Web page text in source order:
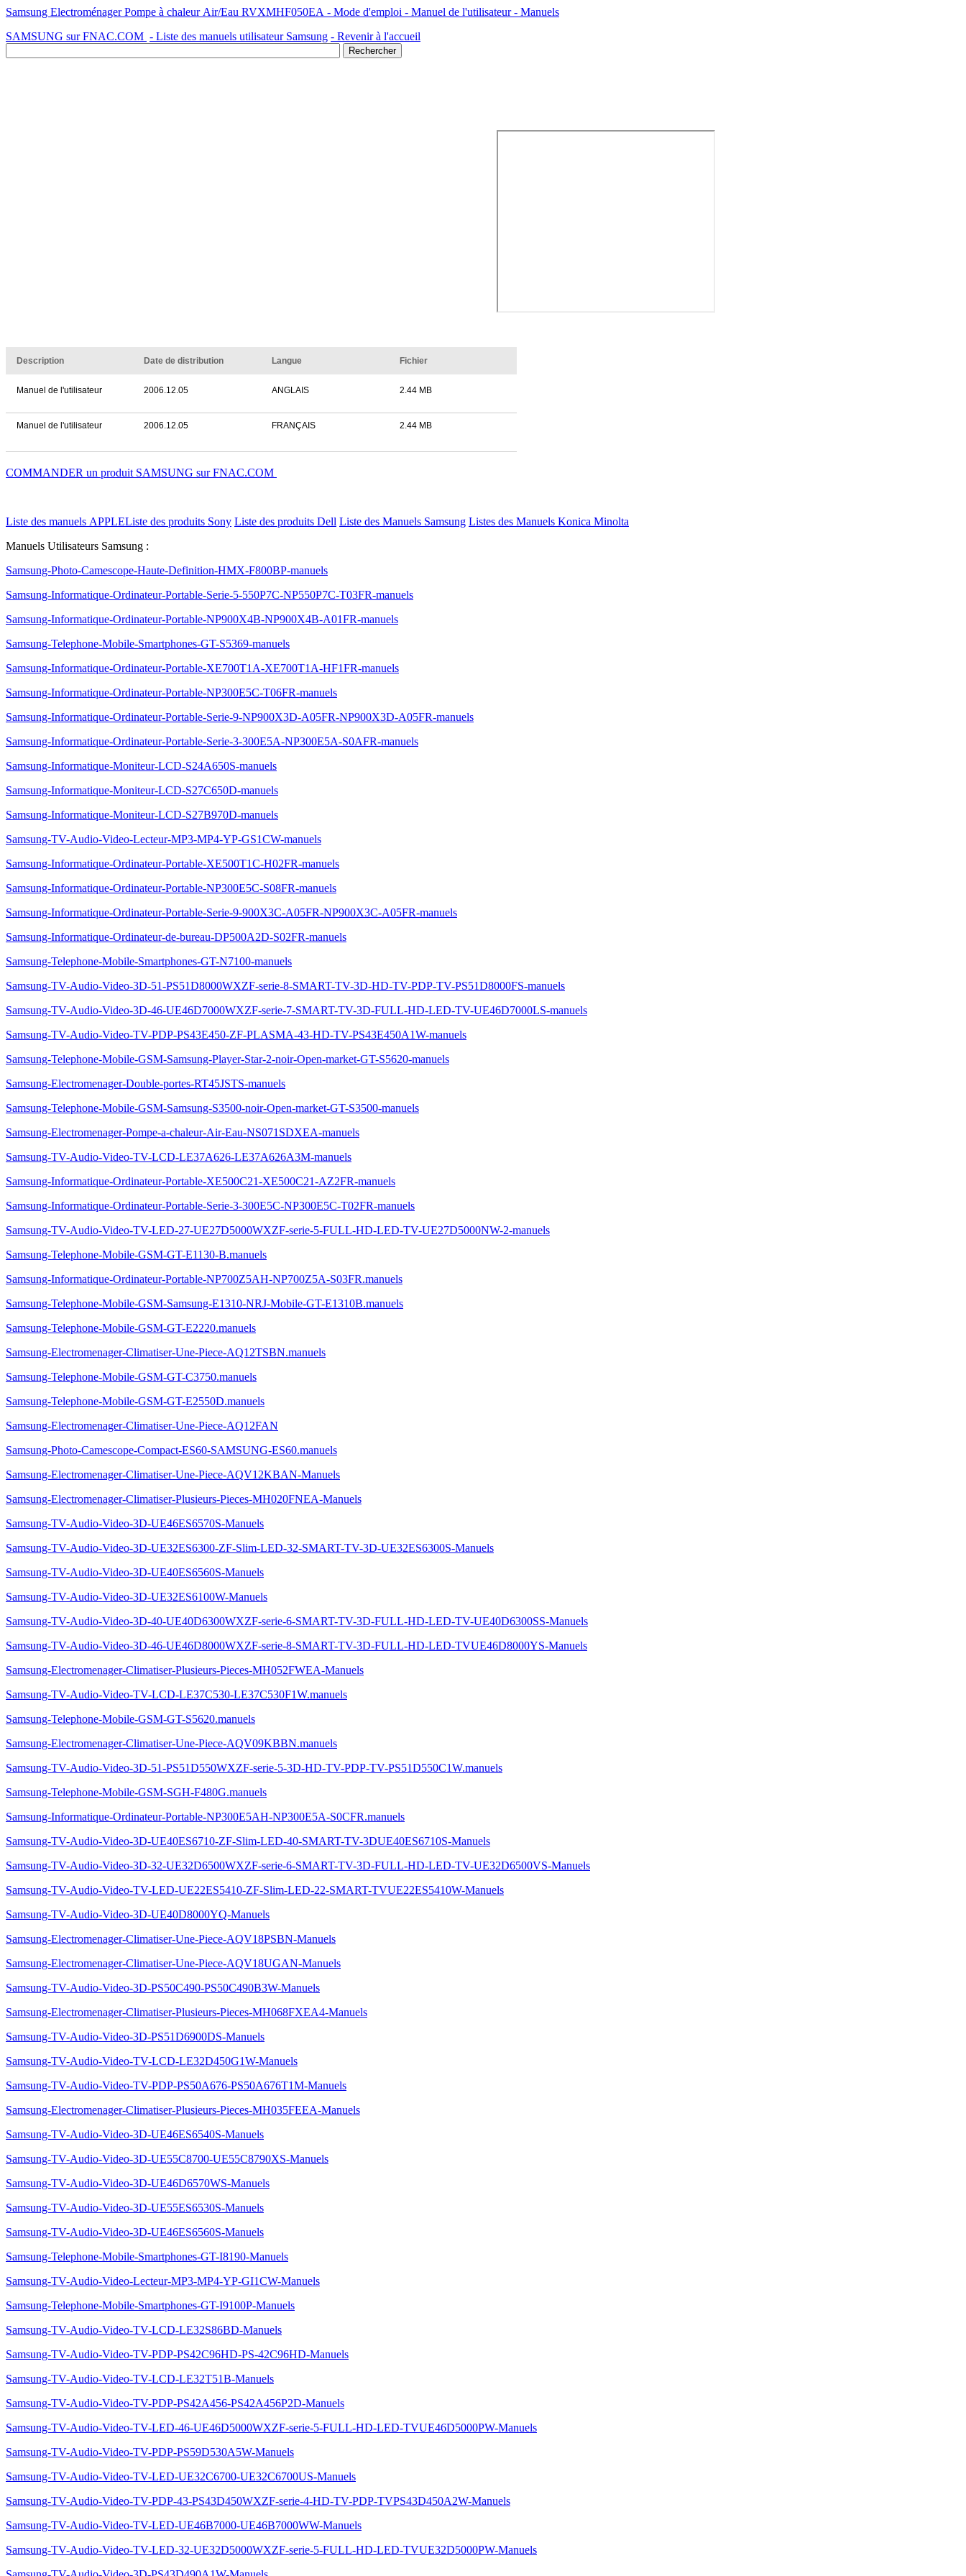
Samsung Electroménager Pompe à chaleur Air/Eau RVXMHF050EA - Mode d'emploi - Manuel de l'utilisateur - Manuels
SAMSUNG sur FNAC.COM - Liste des manuels utilisateur Samsung - Revenir à l'accueil
Description Date de distribution Langue Fichier
Manuel de l'utilisateur 2006.12.05 ANGLAIS 2.44 MB
Manuel de l'utilisateur 2006.12.05 FRANÇAIS 2.44 MB
COMMANDER un produit SAMSUNG sur FNAC.COM
Liste des manuels APPLEListe des produits Sony Liste des produits Dell Liste des Manuels Samsung Listes des Manuels Konica Minolta
Manuels Utilisateurs Samsung :
Samsung-Photo-Camescope-Haute-Definition-HMX-F800BP-manuels
Samsung-Informatique-Ordinateur-Portable-Serie-5-550P7C-NP550P7C-T03FR-manuels
Samsung-Informatique-Ordinateur-Portable-NP900X4B-NP900X4B-A01FR-manuels
Samsung-Telephone-Mobile-Smartphones-GT-S5369-manuels
Samsung-Informatique-Ordinateur-Portable-XE700T1A-XE700T1A-HF1FR-manuels
Samsung-Informatique-Ordinateur-Portable-NP300E5C-T06FR-manuels
Samsung-Informatique-Ordinateur-Portable-Serie-9-NP900X3D-A05FR-NP900X3D-A05FR-manuels
Samsung-Informatique-Ordinateur-Portable-Serie-3-300E5A-NP300E5A-S0AFR-manuels
Samsung-Informatique-Moniteur-LCD-S24A650S-manuels
Samsung-Informatique-Moniteur-LCD-S27C650D-manuels
Samsung-Informatique-Moniteur-LCD-S27B970D-manuels
Samsung-TV-Audio-Video-Lecteur-MP3-MP4-YP-GS1CW-manuels
Samsung-Informatique-Ordinateur-Portable-XE500T1C-H02FR-manuels
Samsung-Informatique-Ordinateur-Portable-NP300E5C-S08FR-manuels
Samsung-Informatique-Ordinateur-Portable-Serie-9-900X3C-A05FR-NP900X3C-A05FR-manuels
Samsung-Informatique-Ordinateur-de-bureau-DP500A2D-S02FR-manuels
Samsung-Telephone-Mobile-Smartphones-GT-N7100-manuels
Samsung-TV-Audio-Video-3D-51-PS51D8000WXZF-serie-8-SMART-TV-3D-HD-TV-PDP-TV-PS51D8000FS-manuels
Samsung-TV-Audio-Video-3D-46-UE46D7000WXZF-serie-7-SMART-TV-3D-FULL-HD-LED-TV-UE46D7000LS-manuels
Samsung-TV-Audio-Video-TV-PDP-PS43E450-ZF-PLASMA-43-HD-TV-PS43E450A1W-manuels
Samsung-Telephone-Mobile-GSM-Samsung-Player-Star-2-noir-Open-market-GT-S5620-manuels
Samsung-Electromenager-Double-portes-RT45JSTS-manuels
Samsung-Telephone-Mobile-GSM-Samsung-S3500-noir-Open-market-GT-S3500-manuels
Samsung-Electromenager-Pompe-a-chaleur-Air-Eau-NS071SDXEA-manuels
Samsung-TV-Audio-Video-TV-LCD-LE37A626-LE37A626A3M-manuels
Samsung-Informatique-Ordinateur-Portable-XE500C21-XE500C21-AZ2FR-manuels
Samsung-Informatique-Ordinateur-Portable-Serie-3-300E5C-NP300E5C-T02FR-manuels
Samsung-TV-Audio-Video-TV-LED-27-UE27D5000WXZF-serie-5-FULL-HD-LED-TV-UE27D5000NW-2-manuels
Samsung-Telephone-Mobile-GSM-GT-E1130-B.manuels
Samsung-Informatique-Ordinateur-Portable-NP700Z5AH-NP700Z5A-S03FR.manuels
Samsung-Telephone-Mobile-GSM-Samsung-E1310-NRJ-Mobile-GT-E1310B.manuels
Samsung-Telephone-Mobile-GSM-GT-E2220.manuels
Samsung-Electromenager-Climatiser-Une-Piece-AQ12TSBN.manuels
Samsung-Telephone-Mobile-GSM-GT-C3750.manuels
Samsung-Telephone-Mobile-GSM-GT-E2550D.manuels
Samsung-Electromenager-Climatiser-Une-Piece-AQ12FAN
Samsung-Photo-Camescope-Compact-ES60-SAMSUNG-ES60.manuels
Samsung-Electromenager-Climatiser-Une-Piece-AQV12KBAN-Manuels
Samsung-Electromenager-Climatiser-Plusieurs-Pieces-MH020FNEA-Manuels
Samsung-TV-Audio-Video-3D-UE46ES6570S-Manuels
Samsung-TV-Audio-Video-3D-UE32ES6300-ZF-Slim-LED-32-SMART-TV-3D-UE32ES6300S-Manuels
Samsung-TV-Audio-Video-3D-UE40ES6560S-Manuels
Samsung-TV-Audio-Video-3D-UE32ES6100W-Manuels
Samsung-TV-Audio-Video-3D-40-UE40D6300WXZF-serie-6-SMART-TV-3D-FULL-HD-LED-TV-UE40D6300SS-Manuels
Samsung-TV-Audio-Video-3D-46-UE46D8000WXZF-serie-8-SMART-TV-3D-FULL-HD-LED-TVUE46D8000YS-Manuels
Samsung-Electromenager-Climatiser-Plusieurs-Pieces-MH052FWEA-Manuels
Samsung-TV-Audio-Video-TV-LCD-LE37C530-LE37C530F1W.manuels
Samsung-Telephone-Mobile-GSM-GT-S5620.manuels
Samsung-Electromenager-Climatiser-Une-Piece-AQV09KBBN.manuels
Samsung-TV-Audio-Video-3D-51-PS51D550WXZF-serie-5-3D-HD-TV-PDP-TV-PS51D550C1W.manuels
Samsung-Telephone-Mobile-GSM-SGH-F480G.manuels
Samsung-Informatique-Ordinateur-Portable-NP300E5AH-NP300E5A-S0CFR.manuels
Samsung-TV-Audio-Video-3D-UE40ES6710-ZF-Slim-LED-40-SMART-TV-3DUE40ES6710S-Manuels
Samsung-TV-Audio-Video-3D-32-UE32D6500WXZF-serie-6-SMART-TV-3D-FULL-HD-LED-TV-UE32D6500VS-Manuels
Samsung-TV-Audio-Video-TV-LED-UE22ES5410-ZF-Slim-LED-22-SMART-TVUE22ES5410W-Manuels
Samsung-TV-Audio-Video-3D-UE40D8000YQ-Manuels
Samsung-Electromenager-Climatiser-Une-Piece-AQV18PSBN-Manuels
Samsung-Electromenager-Climatiser-Une-Piece-AQV18UGAN-Manuels
Samsung-TV-Audio-Video-3D-PS50C490-PS50C490B3W-Manuels
Samsung-Electromenager-Climatiser-Plusieurs-Pieces-MH068FXEA4-Manuels
Samsung-TV-Audio-Video-3D-PS51D6900DS-Manuels
Samsung-TV-Audio-Video-TV-LCD-LE32D450G1W-Manuels
Samsung-TV-Audio-Video-TV-PDP-PS50A676-PS50A676T1M-Manuels
Samsung-Electromenager-Climatiser-Plusieurs-Pieces-MH035FEEA-Manuels
Samsung-TV-Audio-Video-3D-UE46ES6540S-Manuels
Samsung-TV-Audio-Video-3D-UE55C8700-UE55C8790XS-Manuels
Samsung-TV-Audio-Video-3D-UE46D6570WS-Manuels
Samsung-TV-Audio-Video-3D-UE55ES6530S-Manuels
Samsung-TV-Audio-Video-3D-UE46ES6560S-Manuels
Samsung-Telephone-Mobile-Smartphones-GT-I8190-Manuels
Samsung-TV-Audio-Video-Lecteur-MP3-MP4-YP-GI1CW-Manuels
Samsung-Telephone-Mobile-Smartphones-GT-I9100P-Manuels
Samsung-TV-Audio-Video-TV-LCD-LE32S86BD-Manuels
Samsung-TV-Audio-Video-TV-PDP-PS42C96HD-PS-42C96HD-Manuels
Samsung-TV-Audio-Video-TV-LCD-LE32T51B-Manuels
Samsung-TV-Audio-Video-TV-PDP-PS42A456-PS42A456P2D-Manuels
Samsung-TV-Audio-Video-TV-LED-46-UE46D5000WXZF-serie-5-FULL-HD-LED-TVUE46D5000PW-Manuels
Samsung-TV-Audio-Video-TV-PDP-PS59D530A5W-Manuels
Samsung-TV-Audio-Video-TV-LED-UE32C6700-UE32C6700US-Manuels
Samsung-TV-Audio-Video-TV-PDP-43-PS43D450WXZF-serie-4-HD-TV-PDP-TVPS43D450A2W-Manuels
Samsung-TV-Audio-Video-TV-LED-UE46B7000-UE46B7000WW-Manuels
Samsung-TV-Audio-Video-TV-LED-32-UE32D5000WXZF-serie-5-FULL-HD-LED-TVUE32D5000PW-Manuels